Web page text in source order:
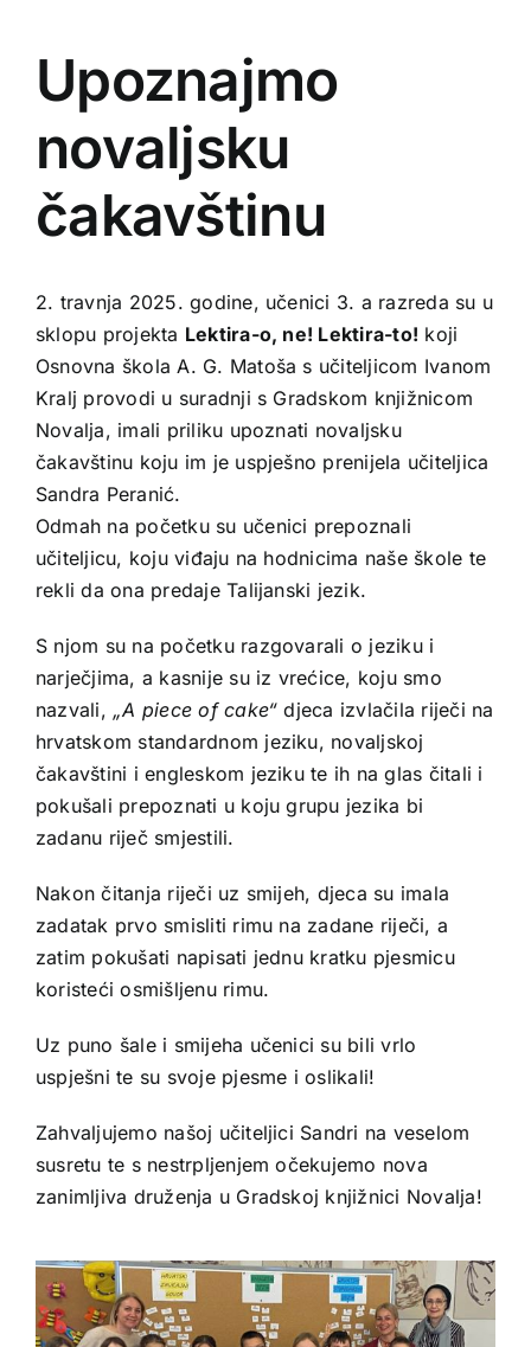
Audiovizualni sadržaj
Upoznajmo
novaljsku
čakavštinu
2. travnja 2025. godine, učenici 3. a razreda su u
sklopu projekta Lektira-o, ne! Lektira-to! koji
Osnovna škola A. G. Matoša s učiteljicom Ivanom
Kralj provodi u suradnji s Gradskom knjižnicom
Novalja, imali priliku upoznati novaljsku
čakavštinu koju im je uspješno prenijela učiteljica
Sandra Peranić.
Odmah na početku su učenici prepoznali
učiteljicu, koju viđaju na hodnicima naše škole te
rekli da ona predaje Talijanski jezik.
S njom su na početku razgovarali o jeziku i
narječjima, a kasnije su iz vrećice, koju smo
nazvali, „A piece of cake“ djeca izvlačila riječi na
hrvatskom standardnom jeziku, novaljskoj
čakavštini i engleskom jeziku te ih na glas čitali i
pokušali prepoznati u koju grupu jezika bi
zadanu riječ smjestili.
Nakon čitanja riječi uz smijeh, djeca su imala
zadatak prvo smisliti rimu na zadane riječi, a
zatim pokušati napisati jednu kratku pjesmicu
koristeći osmišljenu rimu.
Uz puno šale i smijeha učenici su bili vrlo
uspješni te su svoje pjesme i oslikali!
Zahvaljujemo našoj učiteljici Sandri na veselom
susretu te s nestrpljenjem očekujemo nova
zanimljiva druženja u Gradskoj knjižnici Novalja!